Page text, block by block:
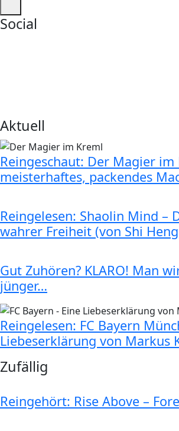
Social
Aktuell
Reingeschaut: Der Magier im
meisterhaftes, packendes
Reingelesen: Shaolin Mind –
wahrer Freiheit (von Shi
Gut Zuhören? KLARO! Man
jünger…
Reingelesen: FC Bayern
Liebeserklärung von Markus
Zufällig
Reingehört: Rise Above –